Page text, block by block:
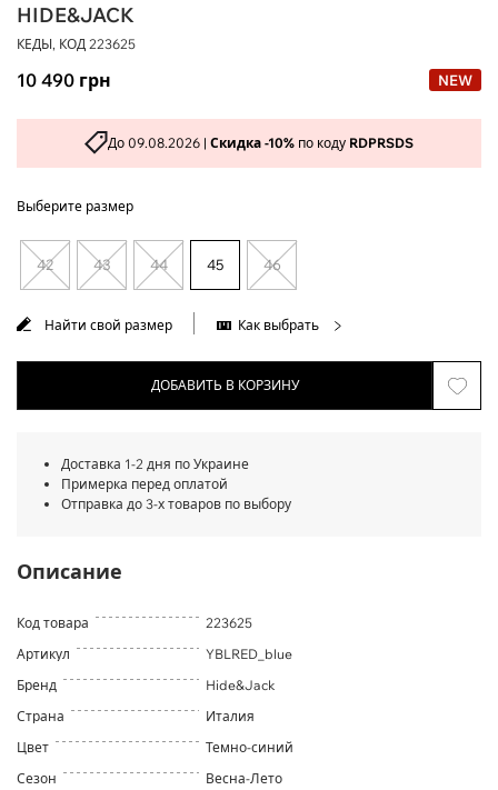
HIDE&JACK
КЕДЫ, КОД 223625
10 490 грн NEW
До 09.08.2026 | Скидка -10% по коду RDPRSDS
Выберите размер
42 43 44 45 46
Найти свой размер Как выбрать
ДОБАВИТЬ В КОРЗИНУ
Доставка 1-2 дня по Украине
Примерка перед оплатой
Отправка до 3-х товаров по выбору
Описание
Код товара
223625
Артикул
YBLRED_blue
Бренд
Hide&Jack
Страна
Италия
Цвет
Темно-синий
Сезон
Весна-Лето